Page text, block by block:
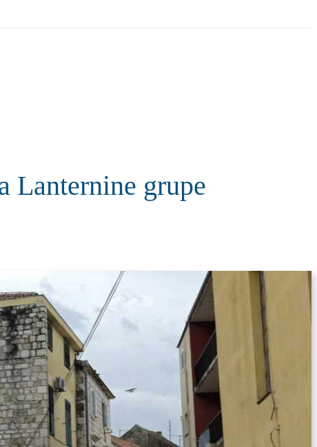
Lanternine grupe